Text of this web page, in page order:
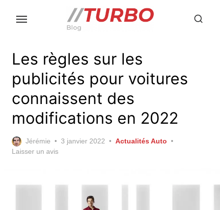
Les règles sur les
publicités pour voitures
connaissent des
modifications en 2022
Jérémie
Posted
3 janvier 2022
Actualités Auto
Laisser un avis